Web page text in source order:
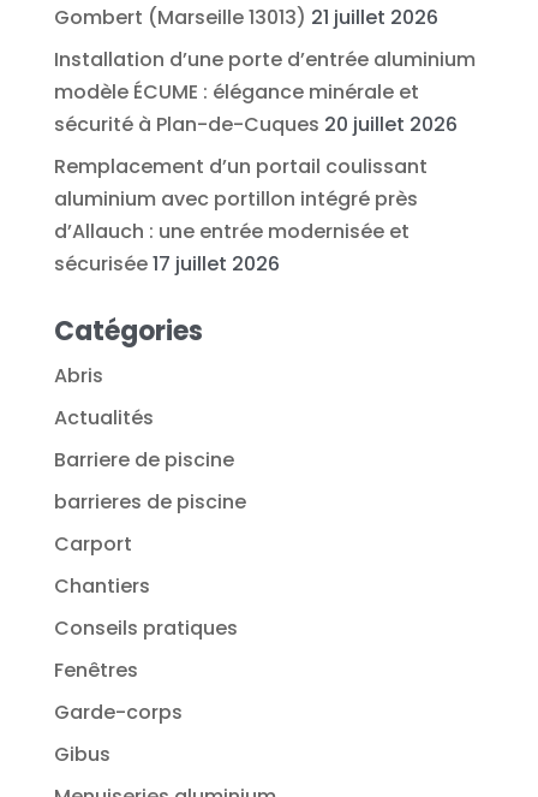
Gombert (Marseille 13013) 21 juillet 2026
Installation d’une porte d’entrée aluminium
modèle ÉCUME : élégance minérale et
sécurité à Plan-de-Cuques 20 juillet 2026
Remplacement d’un portail coulissant
aluminium avec portillon intégré près
d’Allauch : une entrée modernisée et
sécurisée17 juillet 2026
Catégories
Abris
Actualités
Barriere de piscine
barrieres de piscine
Carport
Chantiers
Conseils pratiques
Fenêtres
Garde-corps
Gibus